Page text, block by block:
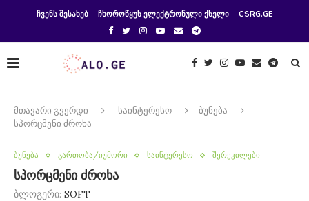
ᲩᲕᲔᲜᲡ ᲨᲔᲡᲐᲮᲔᲑ ᲩᲮᲝᲠᲝᲬᲧᲣᲡ ᲔᲚᲔᲥᲢᲠᲝᲜᲣᲚᲘ ᲥᲡᲔᲚᲘ CSRG.GE
მთავარი გვერდი საინტერესო
ბუნება
სპორცმენი ძროხა
ბუნება გართობა/იუმორი საინტერესო შერეკილები
სპორცმენი ძროხა
ბლოგერი: SOFT